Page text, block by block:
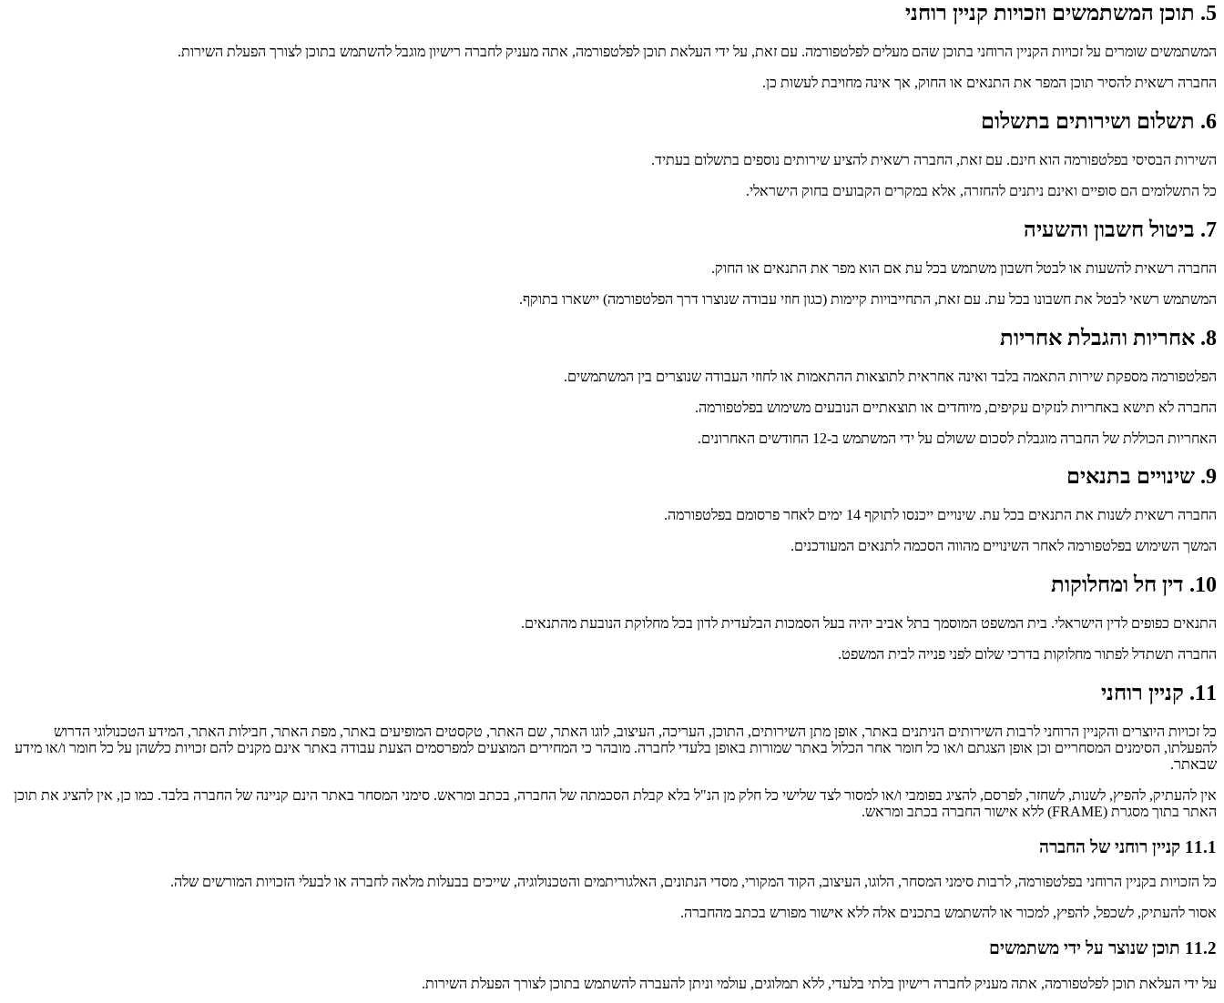
5. תוכן המשתמשים וזכויות קניין רוחני
המשתמשים שומרים על זכויות הקניין הרוחני בתוכן שהם מעלים לפלטפורמה. עם זאת, על ידי העלאת תוכן לפלטפורמה, אתה מעניק לחברה רישיון מוגבל להשתמש בתוכן לצורך הפעלת השירות.
החברה רשאית להסיר תוכן המפר את התנאים או החוק, אך אינה מחויבת לעשות כן.
6. תשלום ושירותים בתשלום
השירות הבסיסי בפלטפורמה הוא חינם. עם זאת, החברה רשאית להציע שירותים נוספים בתשלום בעתיד.
כל התשלומים הם סופיים ואינם ניתנים להחזרה, אלא במקרים הקבועים בחוק הישראלי.
7. ביטול חשבון והשעיה
החברה רשאית להשעות או לבטל חשבון משתמש בכל עת אם הוא מפר את התנאים או החוק.
המשתמש רשאי לבטל את חשבונו בכל עת. עם זאת, התחייבויות קיימות (כגון חוזי עבודה שנוצרו דרך הפלטפורמה) יישארו בתוקף.
8. אחריות והגבלת אחריות
הפלטפורמה מספקת שירות התאמה בלבד ואינה אחראית לתוצאות ההתאמות או לחוזי העבודה שנוצרים בין המשתמשים.
החברה לא תישא באחריות לנזקים עקיפים, מיוחדים או תוצאתיים הנובעים משימוש בפלטפורמה.
האחריות הכוללת של החברה מוגבלת לסכום ששולם על ידי המשתמש ב-12 החודשים האחרונים.
9. שינויים בתנאים
החברה רשאית לשנות את התנאים בכל עת. שינויים ייכנסו לתוקף 14 ימים לאחר פרסומם בפלטפורמה.
המשך השימוש בפלטפורמה לאחר השינויים מהווה הסכמה לתנאים המעודכנים.
10. דין חל ומחלוקות
התנאים כפופים לדין הישראלי. בית המשפט המוסמך בתל אביב יהיה בעל הסמכות הבלעדית לדון בכל מחלוקת הנובעת מהתנאים.
החברה תשתדל לפתור מחלוקות בדרכי שלום לפני פנייה לבית המשפט.
11. קניין רוחני
כל זכויות היוצרים והקניין הרוחני לרבות השירותים הניתנים באתר, אופן מתן השירותים, התוכן, העריכה, העיצוב, לוגו האתר, שם האתר, טקסטים המופיעים באתר, מפת האתר, חבילות האתר, המידע הטכנולוגי הדרוש
להפעלתו, הסימנים המסחריים וכן אופן הצגתם ו/או כל חומר אחר הכלול באתר שמורות באופן בלעדי לחברה. מובהר כי המחירים המוצעים למפרסמים הצעת עבודה באתר אינם מקנים להם זכויות כלשהן על כל חומר ו/או מידע
שבאתר.
אין להעתיק, להפיץ, לשנות, לשחזר, לפרסם, להציג בפומבי ו/או למסור לצד שלישי כל חלק מן הנ"ל בלא קבלת הסכמתה של החברה, בכתב ומראש. סימני המסחר באתר הינם קניינה של החברה בלבד. כמו כן, אין להציג את תוכן
האתר בתוך מסגרת (FRAME) ללא אישור החברה בכתב ומראש.
11.1 קניין רוחני של החברה
כל הזכויות בקניין הרוחני בפלטפורמה, לרבות סימני המסחר, הלוגו, העיצוב, הקוד המקורי, מסדי הנתונים, האלגוריתמים והטכנולוגיה, שייכים בבעלות מלאה לחברה או לבעלי הזכויות המורשים שלה.
אסור להעתיק, לשכפל, להפיץ, למכור או להשתמש בתכנים אלה ללא אישור מפורש בכתב מהחברה.
11.2 תוכן שנוצר על ידי משתמשים
על ידי העלאת תוכן לפלטפורמה, אתה מעניק לחברה רישיון בלתי בלעדי, ללא תמלוגים, עולמי וניתן להעברה להשתמש בתוכן לצורך הפעלת השירות.